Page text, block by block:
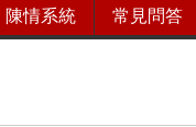
陳情系統 常見問答